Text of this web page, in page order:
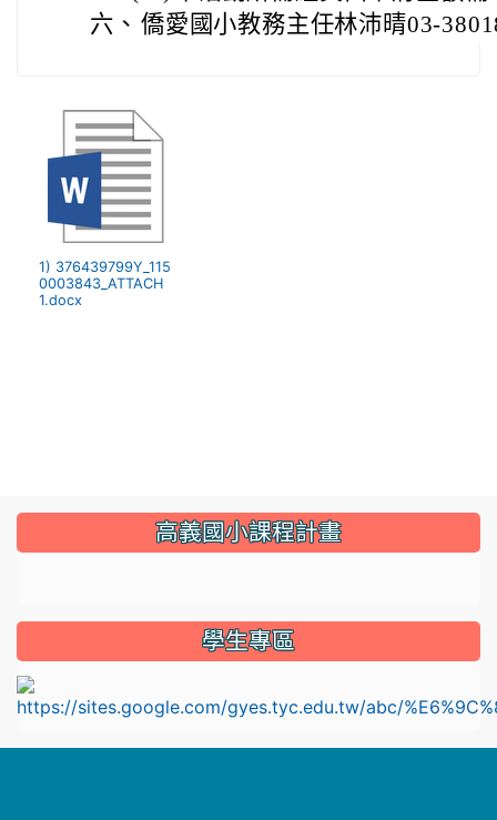
六、 僑愛國小教務主任林沛晴03-
1) 376439799Y_115
0003843_ATTACH
1.docx
::: 高義國小課程計畫
學生專區